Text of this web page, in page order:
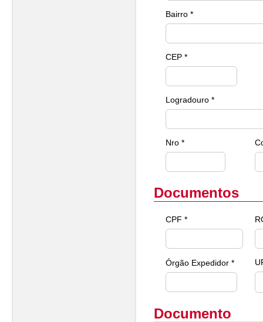
Bairro *
CEP *
Logradouro *
Nro *
Documentos
CPF *
Órgão Expedidor *
Documento